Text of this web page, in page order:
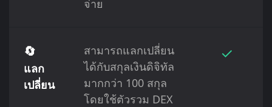
จ่าย
🔄
แลก
เปลี่ยน
สามารถแลกเปลี่ยน
ได้กับสกุลเงินดิจิทัล
มากกว่า 100 สกุล
โดยใช้ตัวรวม DEX
✓